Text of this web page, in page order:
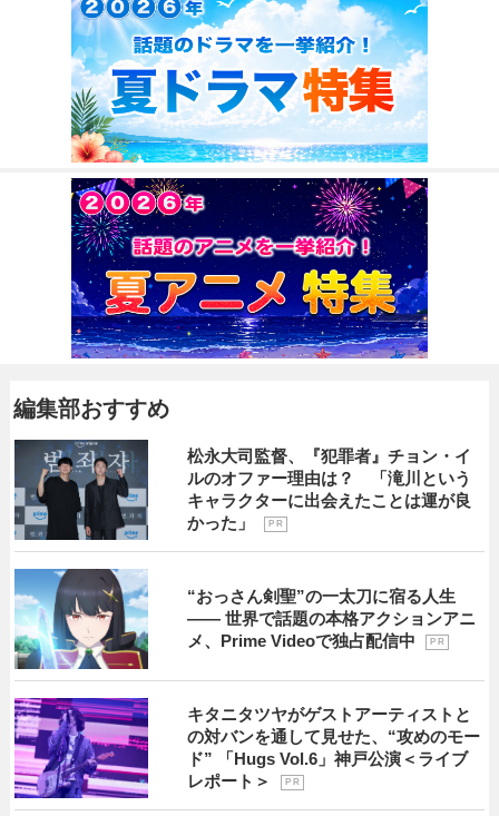
編集部おすすめ
松永大司監督、『犯罪者』チョン・イ
ルのオファー理由は？ 「滝川という
キャラクターに出会えたことは運が良
かった」
P R
“おっさん剣聖”の一太刀に宿る人生
―― 世界で話題の本格アクションアニ
メ、Prime Videoで独占配信中
P R
キタニタツヤがゲストアーティストと
の対バンを通して見せた、“攻めのモー
ド” 「Hugs Vol.6」神戸公演＜ライブ
レポート＞
P R